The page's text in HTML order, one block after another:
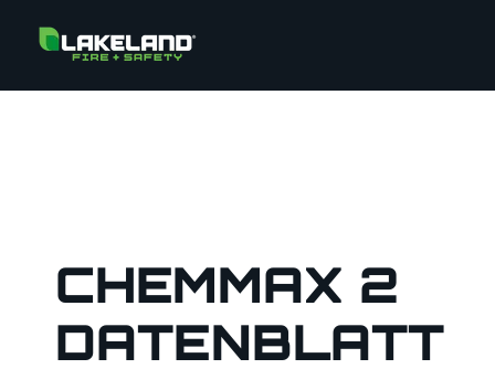
CHEMMAX 2
DATENBLATT